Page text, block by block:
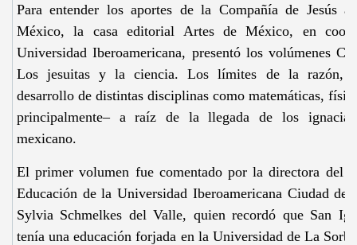
Para entender los aportes de la Compañía de Jesús
México, la casa editorial Artes de México, en
Universidad Iberoamericana, presentó los volúmenes
Los jesuitas y la ciencia. Los límites de la razón,
desarrollo de distintas disciplinas como matemáticas,
principalmente– a raíz de la llegada de los
mexicano.
El primer volumen fue comentado por la directora del
Educación de la Universidad Iberoamericana Ciudad de
Sylvia Schmelkes del Valle, quien recordó que San
tenía una educación forjada en la Universidad de La